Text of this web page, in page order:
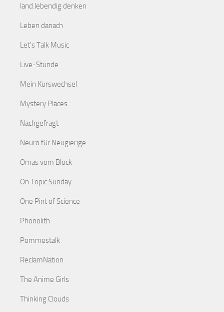
land.lebendig denken
Leben danach
Let's Talk Music
Live-Stunde
Mein Kurswechsel
Mystery Places
Nachgefragt
Neuro für Neugierige
Omas vom Block
On Topic Sunday
One Pint of Science
Phonolith
Pommestalk
ReclamNation
The Anime Girls
Thinking Clouds